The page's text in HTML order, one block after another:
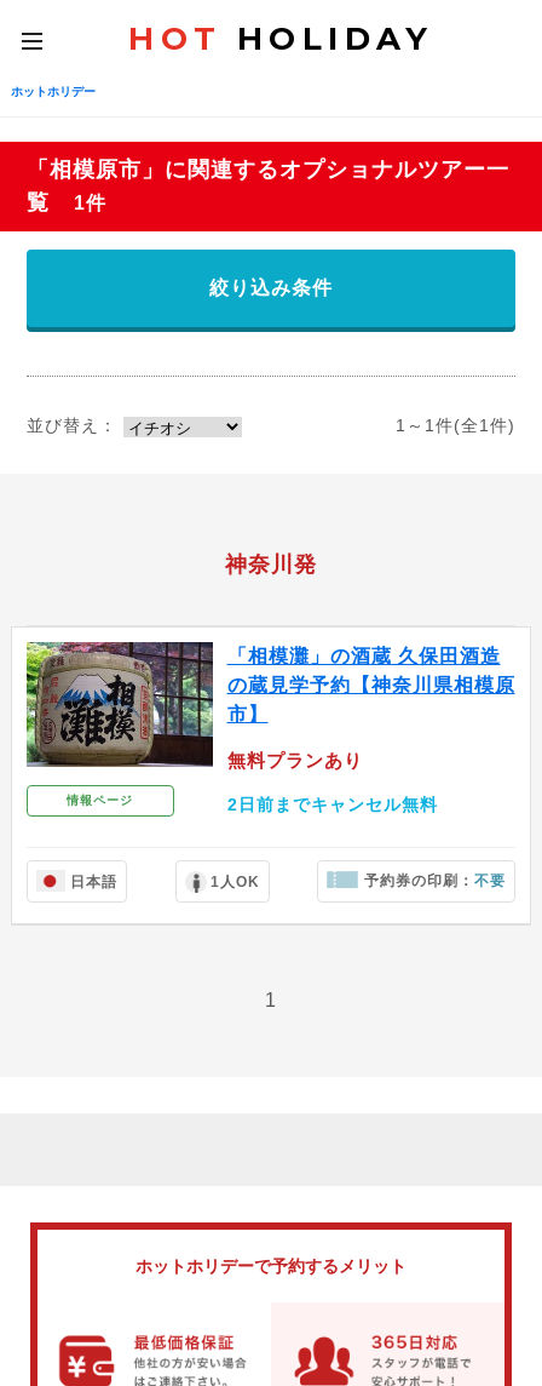
toggle
navigation
HOT HOLIDAY
ホットホリデー
「相模原市」に関連するオプショナルツアー一
覧
1件
絞り込み条件
並び替え： 1～1件(全1件)
神奈川発
情報ページ
「相模灘」の酒蔵 久保田酒造
の蔵見学予約【神奈川県相模原
市】
無料プランあり
2日前までキャンセル無料
日本語 1人OK 予約券の印刷：不要
1
ホットホリデーで予約するメリット